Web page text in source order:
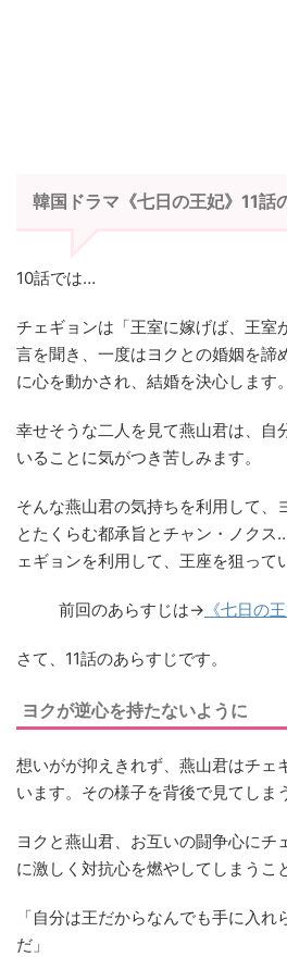
韓国ドラマ《七日の王妃》11話
10話では…
チェギョンは「王室に嫁げば、王室
言を聞き、一度はヨクとの婚姻を諦
に心を動かされ、結婚を決心します。
幸せそうな二人を見て燕山君は、自
いることに気がつき苦しみます。
そんな燕山君の気持ちを利用して、
とたくらむ都承旨とチャン・ノク
ェギョンを利用して、王座を狙って
前回のあらすじは→ 《七日の
さて、11話のあらすじです。
ヨクが逆心を持たないように
想いがが抑えきれず、燕山君はチェ
います。その様子を背後で見てしま
ヨクと燕山君、お互いの闘争心にチ
に激しく対抗心を燃やしてしまうこ
「自分は王だからなんでも手に入
だ」